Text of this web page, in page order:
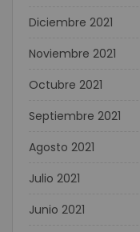
Diciembre 2021
Noviembre 2021
Octubre 2021
Septiembre 2021
Agosto 2021
Julio 2021
Junio 2021